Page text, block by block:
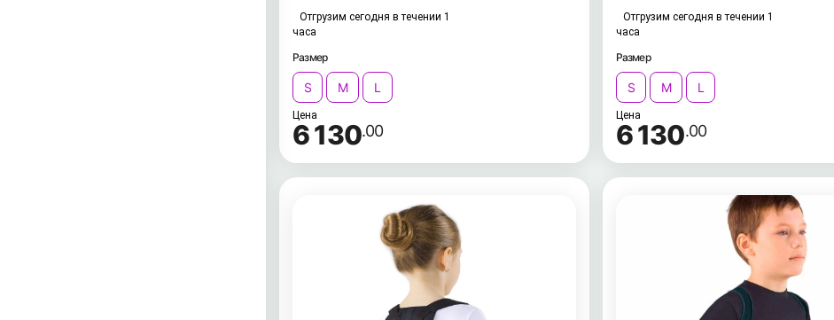
Отгрузим сегодня в течении 1
часа
Размер
S M L
Цена
6 130.00
Отгрузим сегодня в течении 1
часа
Размер
S M L
Цена
6 130.00